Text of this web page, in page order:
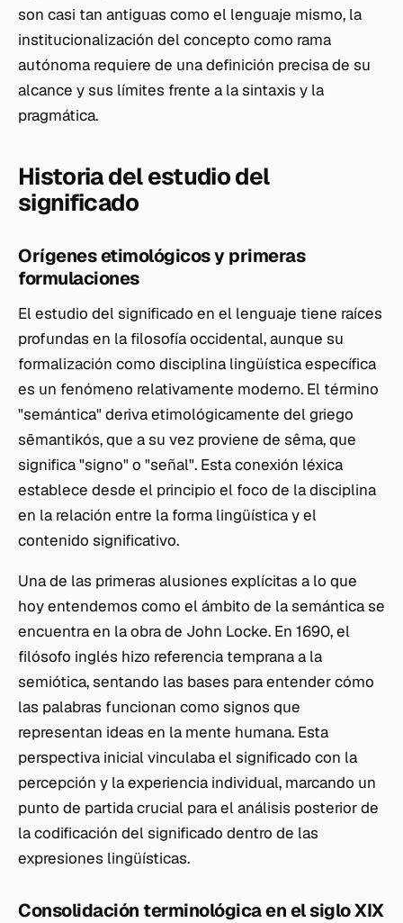
son casi tan antiguas como el lenguaje mismo, la
institucionalización del concepto como rama
autónoma requiere de una definición precisa de su
alcance y sus límites frente a la sintaxis y la
pragmática.
Historia del estudio del
significado
Orígenes etimológicos y primeras
formulaciones
El estudio del significado en el lenguaje tiene raíces
profundas en la filosofía occidental, aunque su
formalización como disciplina lingüística específica
es un fenómeno relativamente moderno. El término
"semántica" deriva etimológicamente del griego
sēmantikós, que a su vez proviene de sêma, que
significa "signo" o "señal". Esta conexión léxica
establece desde el principio el foco de la disciplina
en la relación entre la forma lingüística y el
contenido significativo.
Una de las primeras alusiones explícitas a lo que
hoy entendemos como el ámbito de la semántica se
encuentra en la obra de John Locke. En 1690, el
filósofo inglés hizo referencia temprana a la
semiótica, sentando las bases para entender cómo
las palabras funcionan como signos que
representan ideas en la mente humana. Esta
perspectiva inicial vinculaba el significado con la
percepción y la experiencia individual, marcando un
punto de partida crucial para el análisis posterior de
la codificación del significado dentro de las
expresiones lingüísticas.
Consolidación terminológica en el siglo XIX